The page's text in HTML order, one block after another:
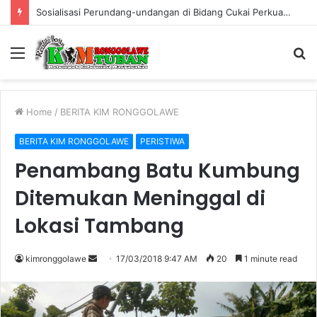
Sosialisasi Perundang-undangan di Bidang Cukai Perkuat Komitmen Berantas Rokok Ilegal di Kabupaten Tuban
Menu
Home / BERITA KIM RONGGOLAWE
BERITA KIM RONGGOLAWE PERISTIWA
Penambang Batu Kumbung
Ditemukan Meninggal di
Lokasi Tambang
kimronggolawe
n
d
17/03/2018 9:47 AM 20 1 minute read